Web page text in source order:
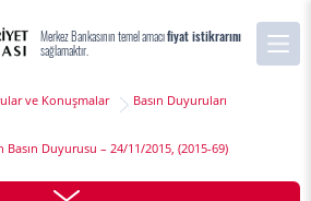
Merkez Bankasının temel amacıfiyat istikrarını
sağlamaktır.
ve Konuşmalar
Basın Duyuruları
Basın Duyurusu – 24/11/2015, (2015-69)